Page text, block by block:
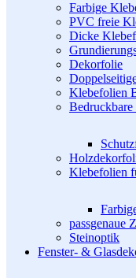
Farbige
PVC freie
Dicke
Dekorfolie
Klebefolien
Klebefolien
passgenaue
Steinoptik
Fenster- &